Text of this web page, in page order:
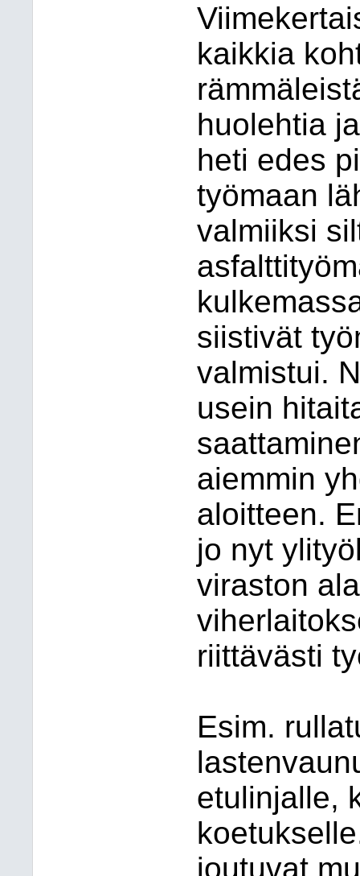
kaikkia
huolehtia
heti edes
työmaan
valmiiksi
siistivät
valmistui.
usein
aiemmin
aloitteen.
jo nyt
viraston
riittävästi
Esim.
etulinjalle,
joutuvat